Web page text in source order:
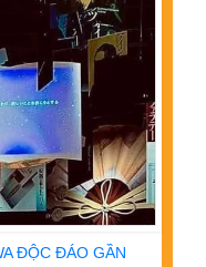
ĐỘC ĐÁO GẦN